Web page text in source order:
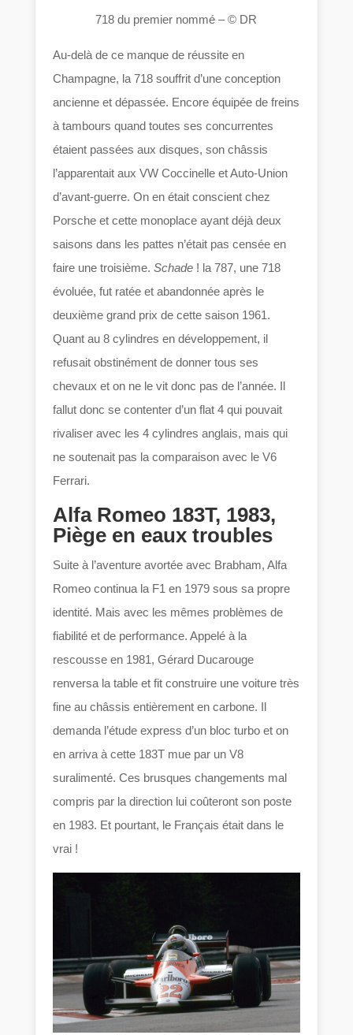
718 du premier nommé – © DR
Au-delà de ce manque de réussite en
Champagne, la 718 souffrit d’une conception
ancienne et dépassée. Encore équipée de freins
à tambours quand toutes ses concurrentes
étaient passées aux disques, son châssis
l’apparentait aux VW Coccinelle et Auto-Union
d’avant-guerre. On en était conscient chez
Porsche et cette monoplace ayant déjà deux
saisons dans les pattes n’était pas censée en
faire une troisième.Schade ! la 787, une 718
évoluée, fut ratée et abandonnée après le
deuxième grand prix de cette saison 1961.
Quant au 8 cylindres en développement, il
refusait obstinément de donner tous ses
chevaux et on ne le vit donc pas de l’année. Il
fallut donc se contenter d’un flat 4 qui pouvait
rivaliser avec les 4 cylindres anglais, mais qui
ne soutenait pas la comparaison avec le V6
Ferrari.
Alfa Romeo 183T, 1983,
Piège en eaux troubles
Suite à l’aventure avortée avec Brabham, Alfa
Romeo continua la F1 en 1979 sous sa propre
identité. Mais avec les mêmes problèmes de
fiabilité et de performance. Appelé à la
rescousse en 1981, Gérard Ducarouge
renversa la table et fit construire une voiture très
fine au châssis entièrement en carbone. Il
demanda l’étude express d’un bloc turbo et on
en arriva à cette 183T mue par un V8
suralimenté. Ces brusques changements mal
compris par la direction lui coûteront son poste
en 1983. Et pourtant, le Français était dans le
vrai !